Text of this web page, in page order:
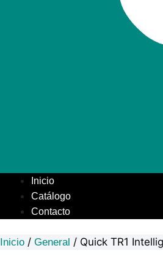
Inicio
Catálogo
Contacto
Inicio / General / Quick TR1